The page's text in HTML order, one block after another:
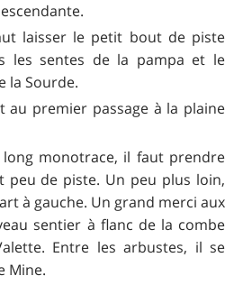
laisser le petit bout de piste
les sentes de la pampa et le
la Sourde.
au premier passage à la plaine
monotrace, il faut prendre
de piste. Un peu plus loin,
à gauche. Un grand merci aux
sentier à flanc de la combe
Entre les arbustes, il se
Mine.